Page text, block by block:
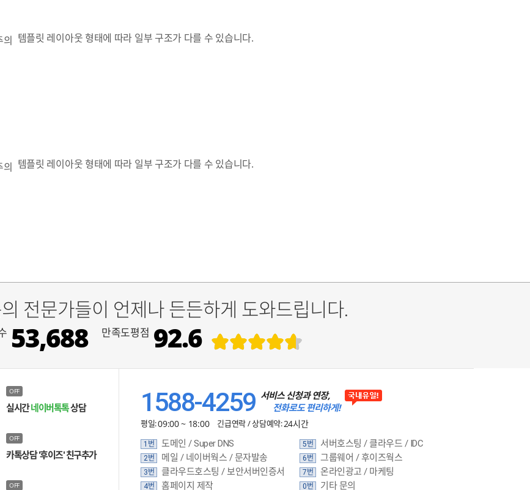
템플릿 레이아웃 형태에 따라 일부 구조가 다를 수 있습니다.
템플릿 레이아웃 형태에 따라 일부 구조가 다를 수 있습니다.
전문가들이 언제나 든든하게 도와드립니다.
53,688 만족도평점 92.6
OFF
실시간네이버톡톡상담
OFF
카톡상담 '후이즈' 친구추가
OFF
1588-4259 서비스 신청과 연장,
전화로도 편리하게!
평일:09:00 ~ 18:00 긴급연락 / 상담예약:24시간
1번 도메인 / Super DNS
2번 메일 / 네이버웍스 / 문자발송
3번 클라우드호스팅 / 보안서버인증서
4번 홈페이지 제작
5번 서버호스팅 / 클라우드 / IDC
6번 그룹웨어 / 후이즈웍스
7번 온라인광고 / 마케팅
0번 기타 문의